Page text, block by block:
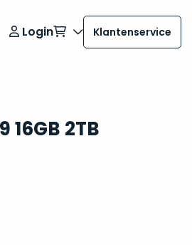
Login Klantenservice
16GB 2TB